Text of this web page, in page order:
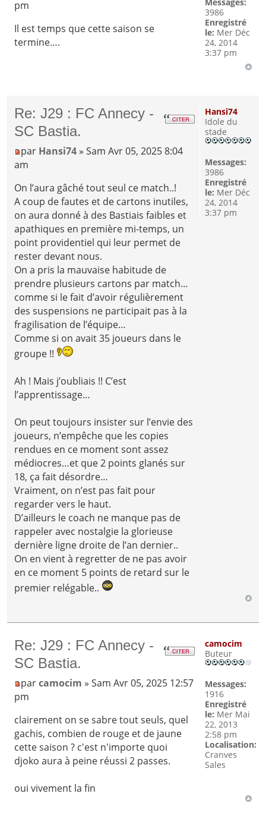
pm
Il est temps que cette saison se
termine….
Messages:
3986
Enregistré
le: Mer Déc
24, 2014
3:37 pm
Re: J29 : FC Annecy -
SC Bastia.
par Hansi74 » Sam Avr 05, 2025 8:04
am
On l’aura gâché tout seul ce match..!
A coup de fautes et de cartons inutiles,
on aura donné à des Bastiais faibles et
apathiques en première mi-temps, un
point providentiel qui leur permet de
rester devant nous.
On a pris la mauvaise habitude de
prendre plusieurs cartons par match…
comme si le fait d’avoir régulièrement
des suspensions ne participait pas à la
fragilisation de l’équipe…
Comme si on avait 35 joueurs dans le
groupe !!
Ah ! Mais j’oubliais !! C’est
l’apprentissage…
On peut toujours insister sur l’envie des
joueurs, n’empêche que les copies
rendues en ce moment sont assez
médiocres…et que 2 points glanés sur
18, ça fait désordre…
Vraiment, on n’est pas fait pour
regarder vers le haut.
D’ailleurs le coach ne manque pas de
rappeler avec nostalgie la glorieuse
dernière ligne droite de l’an dernier..
On en vient à regretter de ne pas avoir
en ce moment 5 points de retard sur le
premier relégable..
Hansi74
Idole du
stade
Messages:
3986
Enregistré
le: Mer Déc
24, 2014
3:37 pm
Re: J29 : FC Annecy -
SC Bastia.
parcamocim » Sam Avr 05, 2025 12:57
pm
clairement on se sabre tout seuls, quel
gachis, combien de rouge et de jaune
cette saison ? c'est n'importe quoi
djoko aura à peine réussi 2 passes.
oui vivement la fin
camocim
Buteur
Messages:
1916
Enregistré
le: Mer Mai
22, 2013
2:58 pm
Localisation:
Cranves
Sales